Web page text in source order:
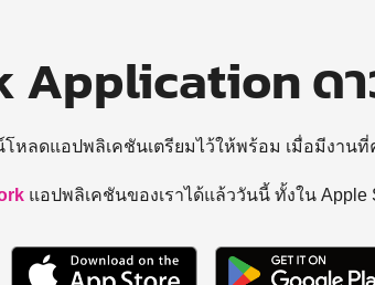
Application ด
หลดแอปพลิเคชันเตรียมไว้ให้พร้อม เมื่อมีงาน
แอปพลิเคชันของเราได้แล้ววันนี้ ทั้งใน Apple